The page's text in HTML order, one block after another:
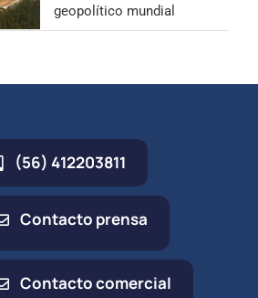
geopolítico mundial
(56) 412203811
Contacto prensa
Contacto comercial